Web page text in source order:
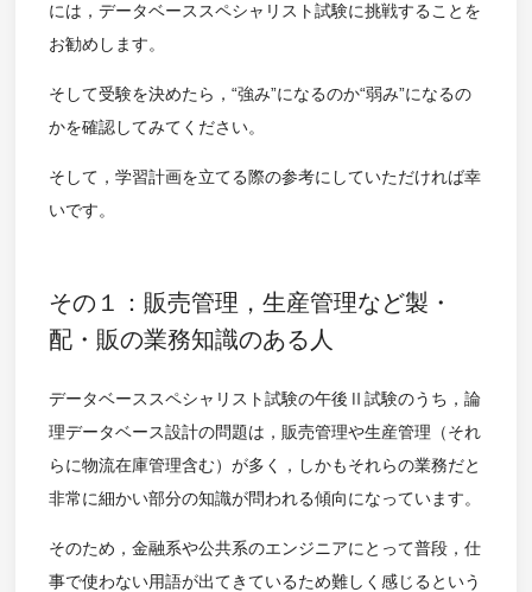
には，データベーススペシャリスト試験に挑戦することを
お勧めします。
そして受験を決めたら，“強み”になるのか“弱み”になるの
かを確認してみてください。
そして，学習計画を立てる際の参考にしていただければ幸
いです。
その１：販売管理，生産管理など製・
配・販の業務知識のある人
データベーススペシャリスト試験の午後Ⅱ試験のうち，論
理データベース設計の問題は，販売管理や生産管理（それ
らに物流在庫管理含む）が多く，しかもそれらの業務だと
非常に細かい部分の知識が問われる傾向になっています。
そのため，金融系や公共系のエンジニアにとって普段，仕
事で使わない用語が出てきているため難しく感じるという